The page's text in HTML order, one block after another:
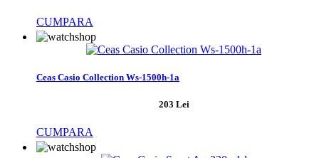
CUMPARA
Ceas Casio Collection Ws-1500h-1a
203 Lei
CUMPARA